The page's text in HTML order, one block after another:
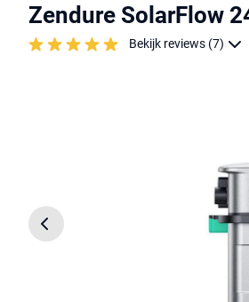
Zendure SolarFlow
Bekijk reviews (7)